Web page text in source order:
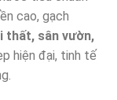
cao, gạch
thất, sân vườn,
hiện đại, tinh tế